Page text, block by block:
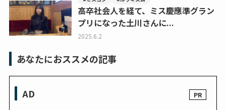
高卒社会人を経て、ミス慶應準グラン
プリになった土川さんに...
2025.6.2
あなたにおススメの記事
AD